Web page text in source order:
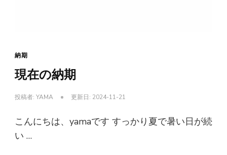
納期
現在の納期
投稿者: YAMA 更新日: 2024-11-21
こんにちは、yamaです すっかり夏で暑い日が続
い …